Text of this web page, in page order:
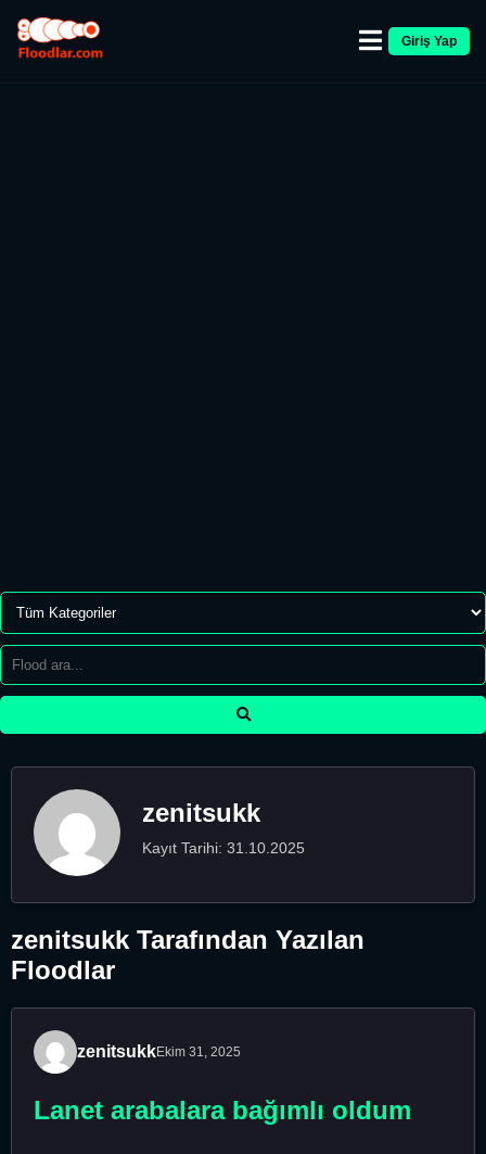
Giriş Yap
zenitsukk
Kayıt Tarihi: 31.10.2025
zenitsukk Tarafından Yazılan
Floodlar
zenitsukkEkim 31, 2025
Lanet arabalara bağımlı oldum